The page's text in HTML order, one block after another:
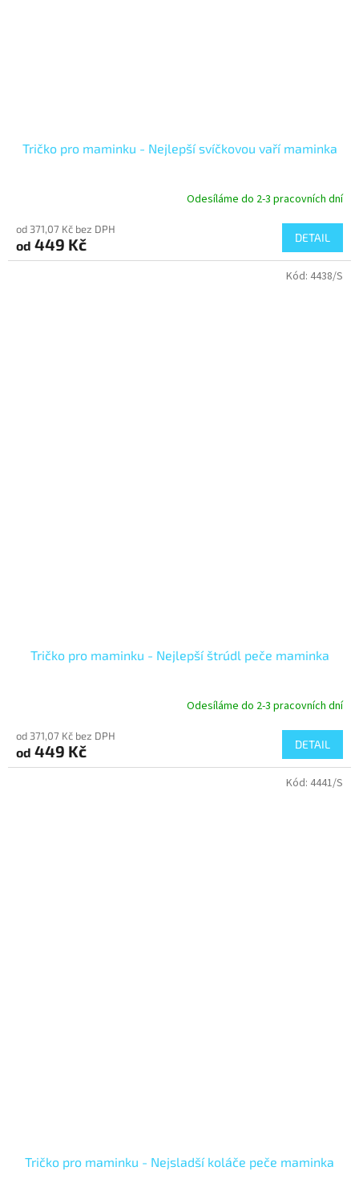
Tričko pro maminku - Nejlepší svíčkovou vaří maminka
Odesíláme do 2-3 pracovních dní
od 371,07 Kč bez DPH
od 449 Kč DETAIL
Tričko pro maminku - Nejlepší štrúdl peče maminka
Odesíláme do 2-3 pracovních dní
od 371,07 Kč bez DPH
od 449 Kč DETAIL
Kód: 4438/S
Tričko pro maminku - Nejsladší koláče peče maminka
Kód: 4441/S